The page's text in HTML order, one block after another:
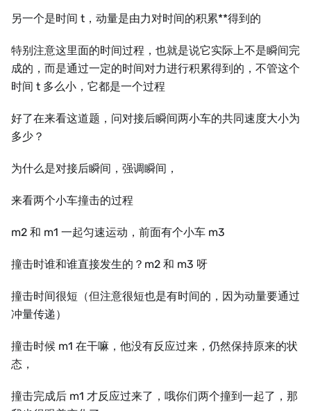
另一个是时间 t，动量是由力对时间的积累**得到的
特别注意这里面的时间过程，也就是说它实际上不是瞬间完
成的，而是通过一定的时间对力进行积累得到的，不管这个
时间 t 多么小，它都是一个过程
好了在来看这道题，问对接后瞬间两小车的共同速度大小为
多少？
为什么是对接后瞬间，强调瞬间，
来看两个小车撞击的过程
m2 和 m1 一起匀速运动，前面有个小车 m3
撞击时谁和谁直接发生的？m2 和 m3 呀
撞击时间很短（但注意很短也是有时间的，因为动量要通过
冲量传递）
撞击时候 m1 在干嘛，他没有反应过来，仍然保持原来的状
态，
撞击完成后 m1 才反应过来了，哦你们两个撞到一起了，那